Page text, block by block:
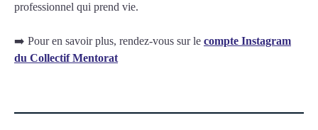
professionnel qui prend vie.
➡️ Pour en savoir plus, rendez-vous sur le compte Instagram
du Collectif Mentorat